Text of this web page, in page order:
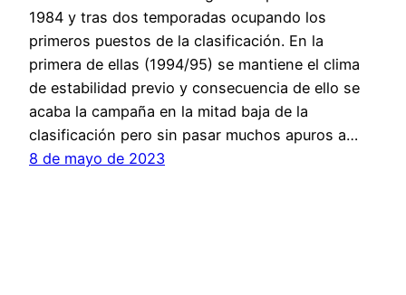
1984 y tras dos temporadas ocupando los
primeros puestos de la clasificación. En la
primera de ellas (1994/95) se mantiene el clima
de estabilidad previo y consecuencia de ello se
acaba la campaña en la mitad baja de la
clasificación pero sin pasar muchos apuros a…
8 de mayo de 2023